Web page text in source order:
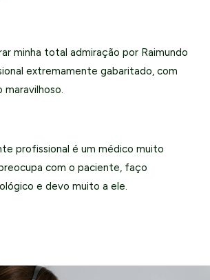
minha total admiração por Raimundo
extremamente gabaritado, com
profissional é um médico muito
com o paciente, faço
e devo muito a ele.